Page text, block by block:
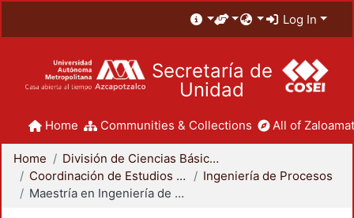
Log In
Secretaría de
Unidad
Home Communities & Collections All of
Home
División de Ciencias Básicas e Ingeniería
Coordinación de Estudios de Posgrado - CBI
Ingeniería de Procesos
Maestría en Ingeniería de Procesos